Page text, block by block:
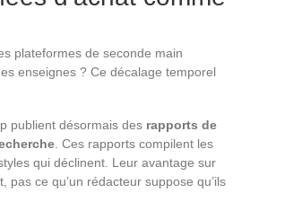
plateformes de seconde main
enseignes ? Ce décalage temporel
publient désormais des rapports de
. Ces rapports compilent les
qui déclinent. Leur avantage sur
ce qu’un rédacteur suppose qu’ils